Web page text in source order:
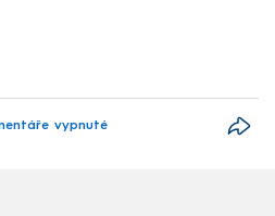
vypnuté